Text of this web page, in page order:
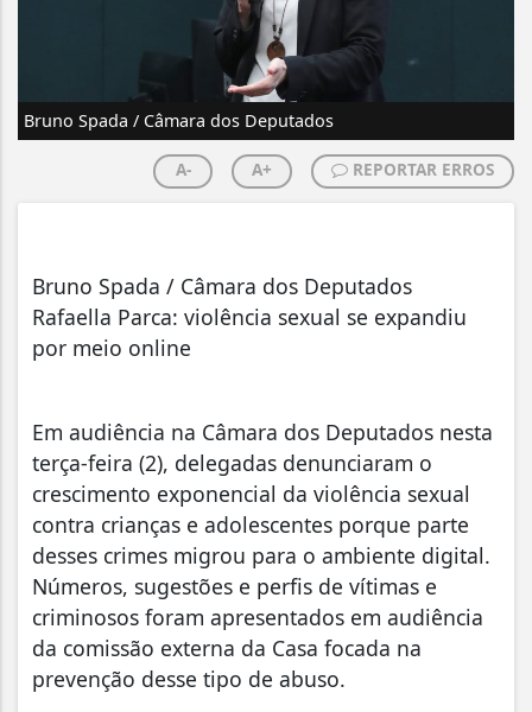
Bruno Spada / Câmara dos Deputados
A- A+ REPORTAR ERROS
Bruno Spada / Câmara dos Deputados
Rafaella Parca: violência sexual se expandiu
por meio online
Em audiência na Câmara dos Deputados nesta
terça-feira (2), delegadas denunciaram o
crescimento exponencial da violência sexual
contra crianças e adolescentes porque parte
desses crimes migrou para o ambiente digital.
Números, sugestões e perfis de vítimas e
criminosos foram apresentados em audiência
da comissão externa da Casa focada na
prevenção desse tipo de abuso.